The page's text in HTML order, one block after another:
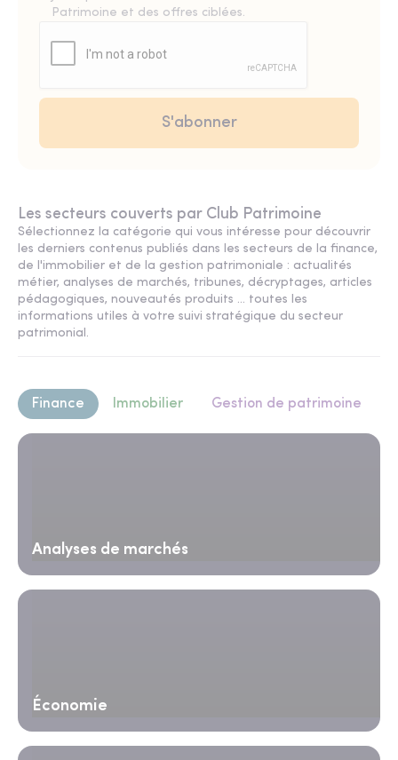
Patrimoine et des offres ciblées.
Les secteurs couverts par Club Patrimoine
Sélectionnez la catégorie qui vous intéresse pour découvrir
les derniers contenus publiés dans les secteurs de la finance,
de l'immobilier et de la gestion patrimoniale : actualités
métier, analyses de marchés, tribunes, décryptages, articles
pédagogiques, nouveautés produits ... toutes les
informations utiles à votre suivi stratégique du secteur
patrimonial.
Finance Immobilier Gestion de patrimoine
Analyses de marchés
Économie